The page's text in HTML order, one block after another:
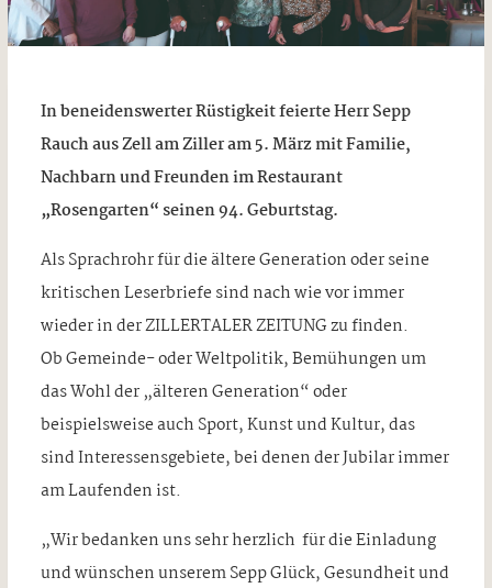
In beneidenswerter Rüstigkeit feierte Herr Sepp
Rauch aus Zell am Ziller am 5. März mit Familie,
Nachbarn und Freunden im Restaurant
„Rosengarten“ seinen 94. Geburtstag.
Als Sprachrohr für die ältere Generation oder seine
kritischen Leserbriefe sind nach wie vor immer
wieder in der ZILLERTALER ZEITUNG zu finden.
Ob Gemeinde- oder Weltpolitik, Bemühungen um
das Wohl der „älteren Generation“ oder
beispielsweise auch Sport, Kunst und Kultur, das
sind Interessensgebiete, bei denen der Jubilar immer
am Laufenden ist.
„Wir bedanken uns sehr herzlich für die Einladung
und wünschen unserem Sepp Glück, Gesundheit und